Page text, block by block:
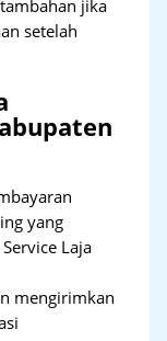
jika
setelah
yang
Laja
mengirimkan